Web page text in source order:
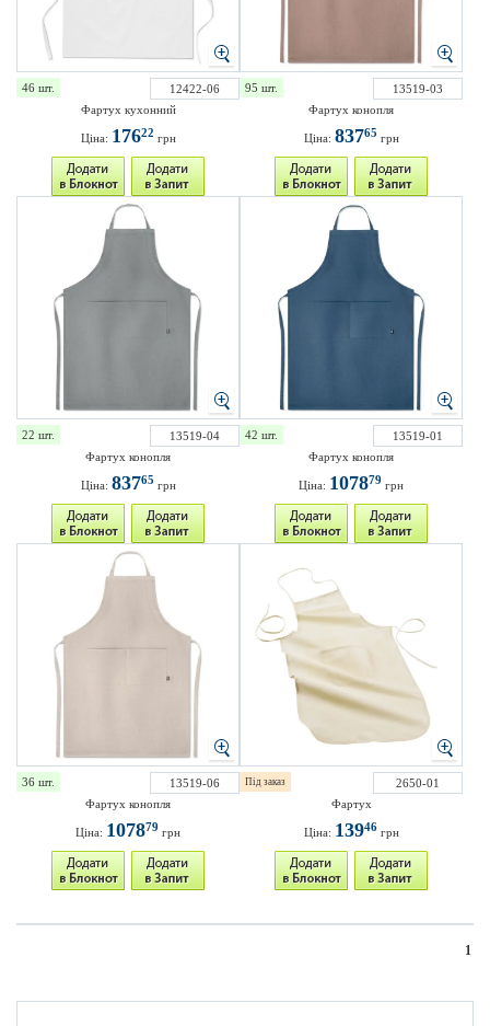
46 шт.
12422-06
Фартух кухонний
Ціна: 17622 грн
95 шт.
13519-03
Фартух конопля
Ціна: 83765 грн
22 шт.
13519-04
Фартух конопля
Ціна: 83765 грн
42 шт.
13519-01
Фартух конопля
Ціна: 107879 грн
36 шт.
13519-06
Фартух конопля
Ціна: 107879 грн
Під заказ
2650-01
Фартух
Ціна: 13946грн
1